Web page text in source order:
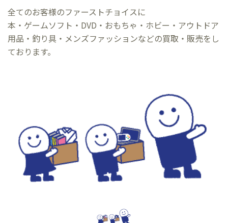
全てのお客様のファーストチョイスに
本・ゲームソフト・DVD・おもちゃ・ホビー・アウトドア
用品・釣り具・メンズファッションなどの買取・販売をし
ております。